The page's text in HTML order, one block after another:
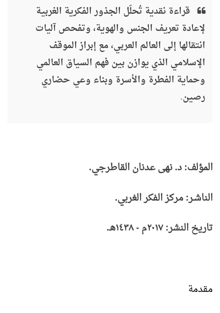
قراءة نقدية تُحلّل الجذور الفكرية الغربية
لإعادة تعريف الجنس والهوية، وتفحص آليات
انتقالها إلى العالم العربي، مع إبراز الموقف
الإسلامي الذي يوازن بين فهم السياق العالمي
وحماية الفطرة والأسرة وبناء وعي حضاري
رصين.
المؤلف: د. نهى عدنان القاطرجي.
الناشـر: مركز الفكر الغربي.
تاريخ النشر: ٢٠١٧م - ١٤٣٨هـ.
مقدمة